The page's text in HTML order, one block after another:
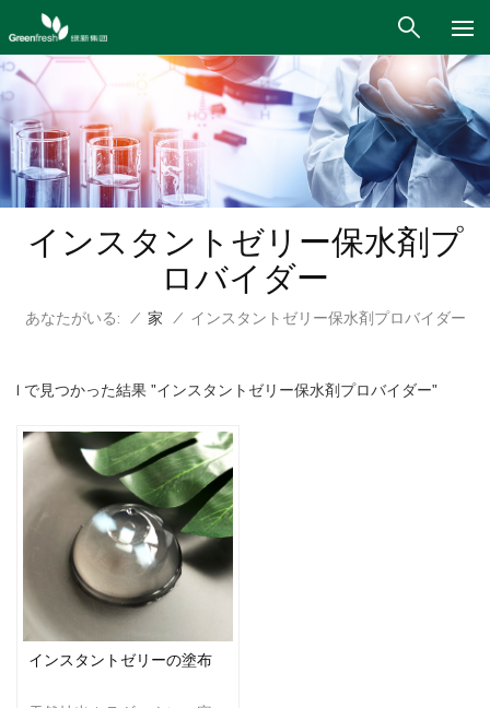
インスタントゼリー保水剤プ
ロバイダー
あなたがいる: / 家 / インスタントゼリー保水剤プロバイダー
1 で見つかった結果 "インスタントゼリー保水剤プロバイダー"
インスタントゼリーの塗布